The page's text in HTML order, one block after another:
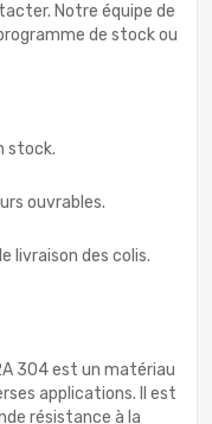
Notre équipe de
de stock ou
stock.
ouvrables.
livraison des colis.
304 est un matériau
applications. Il est
résistance à la